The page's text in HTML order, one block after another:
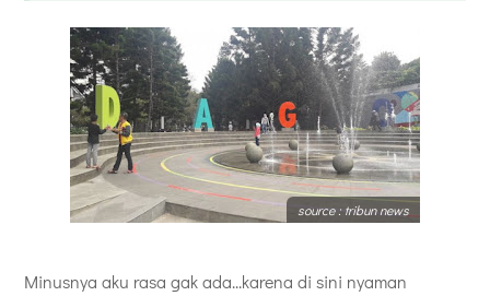
source : tribun news
Minusnya aku rasa gak ada...karena di sini nyaman